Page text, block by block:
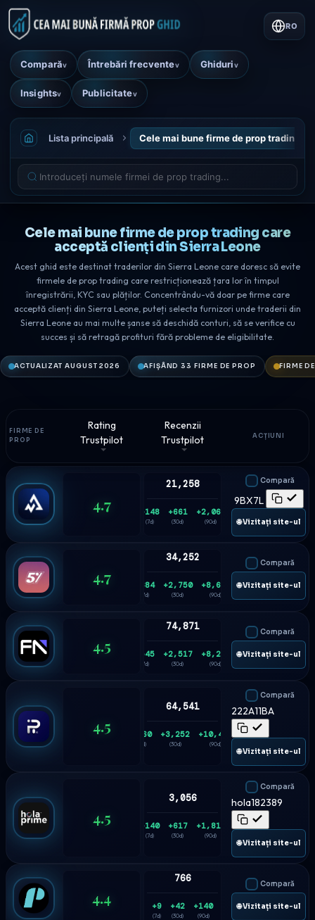
Comparăv Întrebări frecventev Ghiduriv
Insightsv Publicitatev
RO
Lista principală Cele mai bune firme de prop trading
Cele mai bune firme de prop trading care
acceptă clienți din Sierra Leone
Acest ghid este destinat traderilor din Sierra Leone care doresc să evite
firmele de prop trading care restricționează țara lor în timpul
înregistrării, KYC sau plăților. Concentrându-vă doar pe firme care
acceptă clienți din Sierra Leone, puteți selecta furnizori unde traderii din
Sierra Leone au mai multe șanse să deschidă conturi, să se verifice cu
succes și să retragă profituri fără probleme de eligibilitate.
ACTUALIZAT AUGUST 2026 AFIȘÂND 33 FIRME DE PROP FIRME
FIRME DE
PROP
Rating
Trustpilot
Recenzii
Trustpilot
ACȚIUNI
4.7
21,258
+148
(7d)
+661
(30d)
+2,063
(90d)
Compară
9BX7L
🌐 Vizitați site-ul
4.7
34,252
+684
(7d)
+2,750
(30d)
+8,684
(90d)
Compară
🌐 Vizitați site-ul
4.5
74,871
+545
(7d)
+2,517
(30d)
+8,228
(90d)
Compară
🌐 Vizitați site-ul
4.5
64,541
+860
(7d)
+3,252
(30d)
+10,416
(90d)
Compară
222A11BA
🌐 Vizitați site-ul
4.5
3,056
+140
(7d)
+617
(30d)
+1,815
(90d)
Compară
hola182389
🌐 Vizitați site-ul
4.4
766
+9
(7d)
+42
(30d)
+140
(90d)
Compară
🌐 Vizitați site-ul